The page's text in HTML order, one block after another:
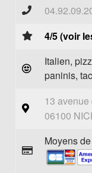
4/5 (voir
Italien,
paninis,
13
06100
Moyens